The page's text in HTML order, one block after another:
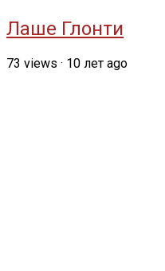
Лаше Глонти
73 views · 10 лет ago